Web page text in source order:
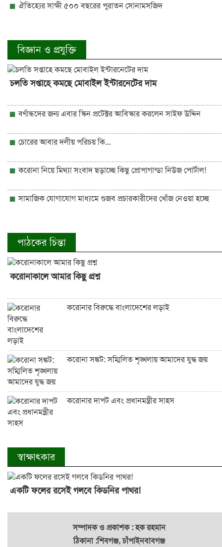
ঐতিহ্যের সাক্ষী ৫০০ বছরের পুরাতন সোনামসজিদ
বিজ্ঞান ও প্রযুক্তি
চলতি সপ্তাহে কমছে মোবাইল ইন্টারনেটের দাম
বর্ণান্ধদের জন্য এবার স্কিন প্রটেক্টর আবিস্কার করলেন সাইফ উদ্দিন
চোরের আবার দলীয় পরিচয় কি...
করোনা নিয়ে মিথ্যা সংবাদ ছড়াচ্ছে কিছু প্রোপাগান্ডা নিউজ পোর্টাল!
সামাজিক যোগাযোগ মাধ্যমে গুজব প্রচারকারীদের খোঁজ নেওয়া হচ্ছে
পাঠকের চিন্তা
করোনাকালে আমার কিছু প্রশ্ন
করোনার বিরুদ্ধে বাংলাদেশের লড়াই
করোনা সঙ্কট: সম্মিলিত শৃঙ্খলায় আমাদের যুদ্ধ জয়
করোনার দাপট এবং প্রধানমন্ত্রীর সাহস
স্বাক্ষাৎকার
একটি ফলের রসেই গলবে কিডনির পাথর!
সম্পাদক ও প্রকাশক : হক রহমান
ঠিকানা :শিবগঞ্জ, চাঁপাইনবাবগঞ্জ